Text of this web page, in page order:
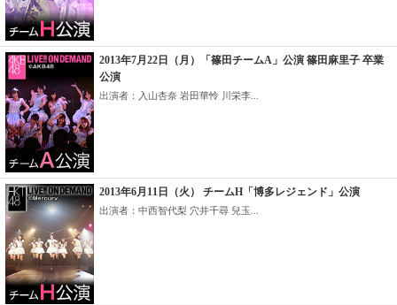
2013年7月22日（月）「篠田チームA」公演 篠田麻里子 卒業
公演
出演者：入山杏奈 岩田華怜 川栄李...
2013年6月11日（火） チームH「博多レジェンド」公演
出演者：中西智代梨 穴井千尋 兒玉...